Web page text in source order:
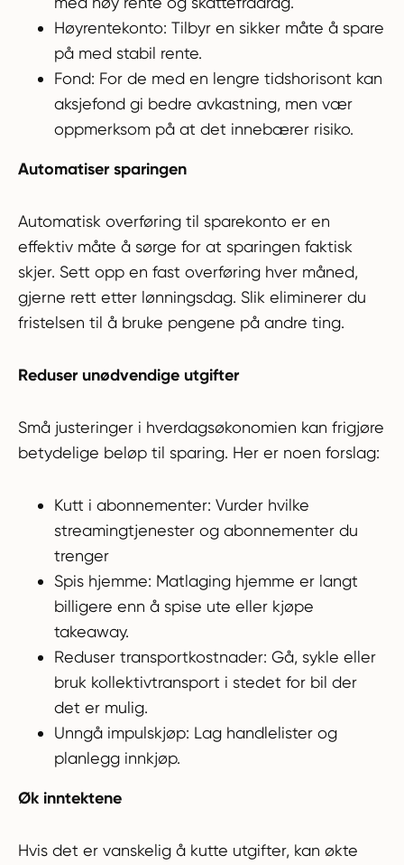
Høyrentekonto: Tilbyr en sikker måte å spare
på med stabil rente.
Fond: For de med en lengre tidshorisont kan
aksjefond gi bedre avkastning, men vær
oppmerksom på at det innebærer risiko.
Automatiser sparingen
Automatisk overføring til sparekonto er en
effektiv måte å sørge for at sparingen faktisk
skjer. Sett opp en fast overføring hver måned,
gjerne rett etter lønningsdag. Slik eliminerer du
fristelsen til å bruke pengene på andre ting.
Reduser unødvendige utgifter
Små justeringer i hverdagsøkonomien kan frigjøre
betydelige beløp til sparing. Her er noen forslag:
Kutt i abonnementer: Vurder hvilke
streamingtjenester og abonnementer du
trenger
Spis hjemme: Matlaging hjemme er langt
billigere enn å spise ute eller kjøpe
takeaway.
Reduser transportkostnader: Gå, sykle eller
bruk kollektivtransport i stedet for bil der
det er mulig.
Unngå impulskjøp: Lag handlelister og
planlegg innkjøp.
Øk inntektene
Hvis det er vanskelig å kutte utgifter, kan økte